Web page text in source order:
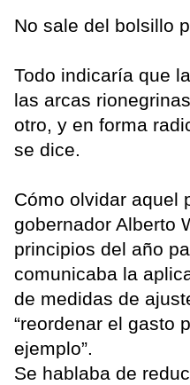
No sale del bolsillo
Todo indicaría que
las arcas
otro, y en forma
se dice.
Cómo olvidar aquel
gobernador Alberto
principios del año
comunicaba la
de medidas de
“reordenar el gasto
ejemplo”.
Se hablaba de